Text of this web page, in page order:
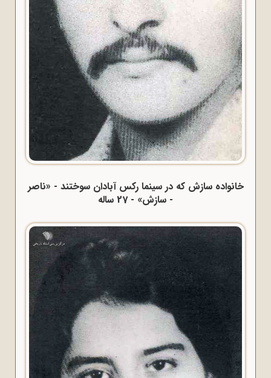
خانواده سازش که در سینما رکس آبادان سوختند - «ناصر
- سازش» - 27 ساله